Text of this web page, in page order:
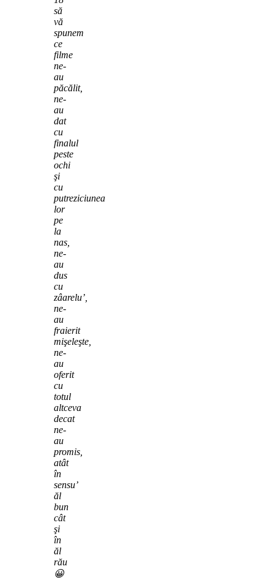
să
vă
spunem
ce
filme
ne-
au
păcălit,
ne-
au
dat
cu
finalul
peste
ochi
şi
cu
putreziciunea
lor
pe
la
nas,
ne-
au
dus
cu
zâarelu’,
ne-
au
fraierit
mişeleşte,
ne-
au
oferit
cu
totul
altceva
decat
ne-
au
promis,
atât
în
sensu’
ăl
bun
cât
şi
în
ăl
rău
😀